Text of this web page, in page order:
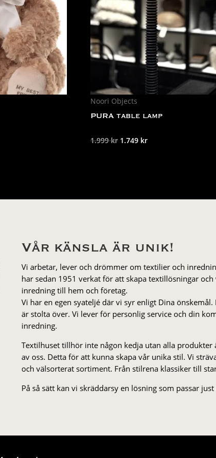
Noori Objects
PURA table lamp
1.999kr Det
1.749 krDet
Vår känsla är unik!
Vi arbetar, lever och drömmer om textilier och
har sedan 1951 verkat för att skapa textillösningar och
inredning till hem och företag.
Vi har en egen syateljé där vi syr enligt Dina önskemål.
är stolta över. Vi lever för personlig service och din
inredning.
Textilhuset tillhör inte någon kedja utan alla produkter
av oss. Detta för att kunna skapa vår unika stil. Vi
och välsorterat sor­ti­ment. Från stil­rena klas­siker till
På så sätt kan vi skräddarsy en lösning som passar